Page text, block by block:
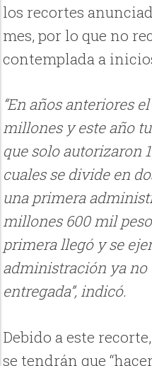
los recortes
mes, por lo que no
contemplada a
“En años anteriores
millones y este año
que solo autorizaron
cuales se divide en
una primera
millones 600 mil
primera llegó y se
administración ya no
entregada”, indicó.
Debido a este
se tendrán que